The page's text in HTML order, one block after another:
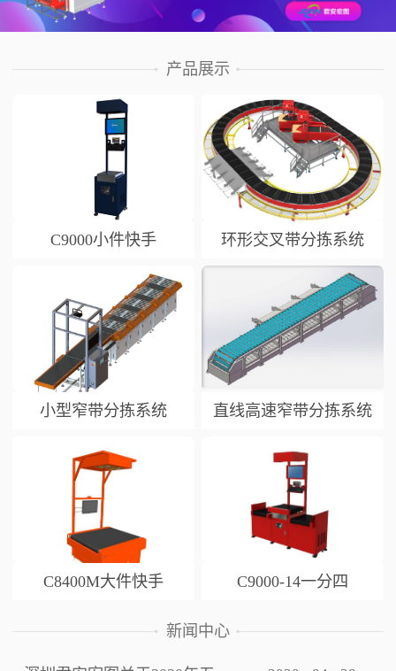
产品展示
C9000小件快手 环形交叉带分拣系统
小型窄带分拣系统 直线高速窄带分拣系统
C8400M大件快手 C9000-14一分四
新闻中心